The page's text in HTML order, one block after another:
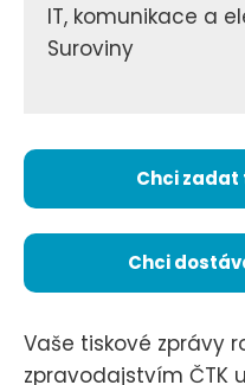
IT, komunikace a
Suroviny
Chci
Chci
Vaše tiskové zprávy
zpravodajstvím ČTK